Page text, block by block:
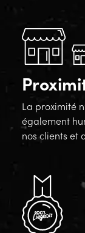
La proximité
également
nos clients et